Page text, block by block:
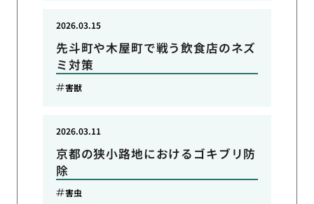
先斗町や木屋町で戦う飲食店のネズ
ミ対策
2026.03.15
害獣
京都の狭小路地におけるゴキブリ防
除
2026.03.11
害虫